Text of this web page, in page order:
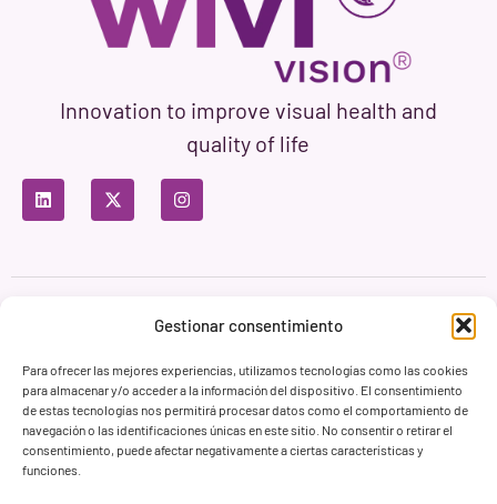
Gestionar consentimiento
Para ofrecer las mejores experiencias, utilizamos tecnologías como las cookies
para almacenar y/o acceder a la información del dispositivo. El consentimiento
de estas tecnologías nos permitirá procesar datos como el comportamiento de
navegación o las identificaciones únicas en este sitio. No consentir o retirar el
consentimiento, puede afectar negativamente a ciertas características y
funciones.
Innovation to improve visual health and
quality of life
Privacy Policy Terms of Use
Cookie Policy